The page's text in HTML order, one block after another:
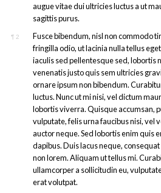
augue vitae dui ultricies luctus a ut
sagittis purus.
¶ 2
Fusce bibendum, nisl non commodo
fringilla odio, ut lacinia nulla tellus
iaculis sed pellentesque sed, lobortis
venenatis justo quis sem ultricies
ornare ipsum non bibendum.
luctus. Nunc ut mi nisi, vel dictum
lobortis viverra. Quisque accumsan,
vulputate, felis urna faucibus nisi, vel
auctor neque. Sed lobortis enim quis
dapibus. Duis lacus neque,
non lorem. Aliquam ut tellus mi.
ullamcorper a sollicitudin eu,
erat volutpat.